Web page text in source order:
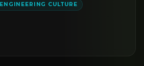
ENGINEERING CULTURE